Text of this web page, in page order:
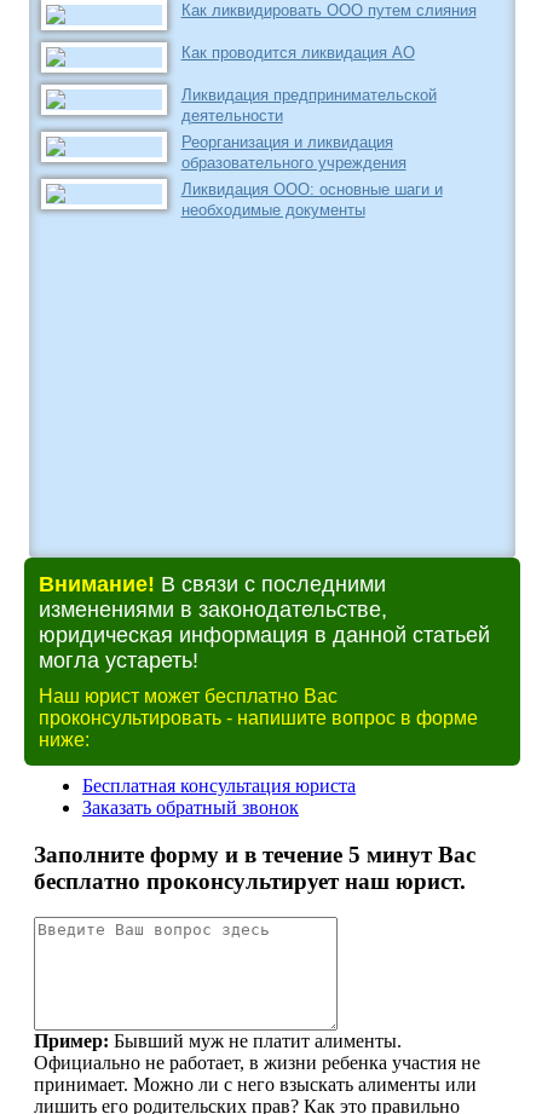
Как ликвидировать ООО путем слияния
Как проводится ликвидация АО
Ликвидация предпринимательской
деятельности
Реорганизация и ликвидация
образовательного учреждения
Ликвидация ООО: основные шаги и
необходимые документы
Внимание! В связи с последними
изменениями в законодательстве,
юридическая информация в данной статьей
могла устареть!
Наш юрист может бесплатно Вас
проконсультировать - напишите вопрос в форме
ниже: